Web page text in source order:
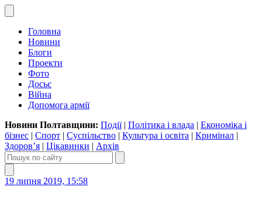
Головна
Новини
Блоги
Проекти
Фото
Досьє
Війна
Допомога армії
Новини Полтавщини: Події| Політика і влада | Економіка і
бізнес | Спорт | Суспільство | Культура і освіта | Кримінал |
Здоров’я | Цікавинки | Архів
19 липня 2019, 15:58